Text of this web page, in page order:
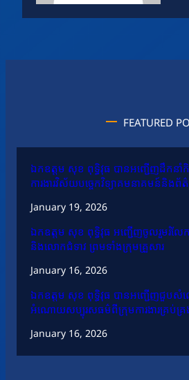
FEATURED
ឯកឧត្តម សុខ ពុទ្ធិវុធ បានអញ្ជើញដឹកនាំកិ
ការងារវិស័យបច្ចេកវិទ្យាគមនាគមន៍និ
January 19, 2026
ឯកឧត្តម សុខ ពុទ្ធិវុធ អញ្ជើញចូលរួមរំល
និងលោកជំទាវ ព្រមទាំងក្រុមគ្រួសារ
January 16, 2026
ឯកឧត្តម សុខ ពុទ្ធិវុធ បានអញ្ជើញជួ
អំណោយសប្បុរសធម៌ពីក្រុមការងារគ្រប់
January 16, 2026